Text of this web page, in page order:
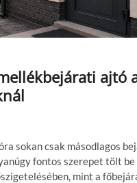
ajtó
sokan csak másodlagos
fontos szerepet tölt
mint a